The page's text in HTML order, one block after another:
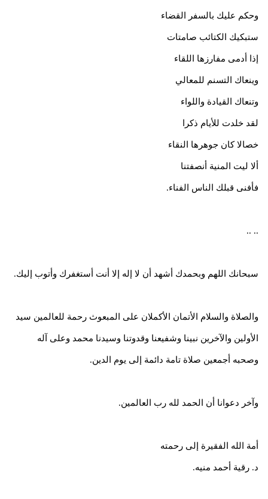
وحكم عليك بالسفر القضاء
ستبكيك الكتائب صامتات
إذا أدمى مفارزها اللقاء
وينعاك التسنم للمعالي
وتنعاك القيادة واللواء
لقد خلدت للأيام ذكرا
خصالا كان جوهرها النقاء
ألا ليت المنية أنصفتنا
فأفنى قبلك الناس الفناء.
.. ..
سبحانك اللهم وبحمدك أشهد أن لا إله إلا أنت أستغفرك وأتوب إليك.
والصلاة والسلام الأتمان الأكملان على المبعوث رحمة للعالمين سيد
الأولين والآخرين نبينا وشفيعنا وقدوتنا وسيدنا محمد وعلى آله
وصحبه أجمعين صلاة تامة دائمة إلى يوم الدين.
وآخر دعوانا أن الحمد لله رب العالمين.
أمة الله الفقيرة إلى رحمته
د. رقية أحمد منيه.